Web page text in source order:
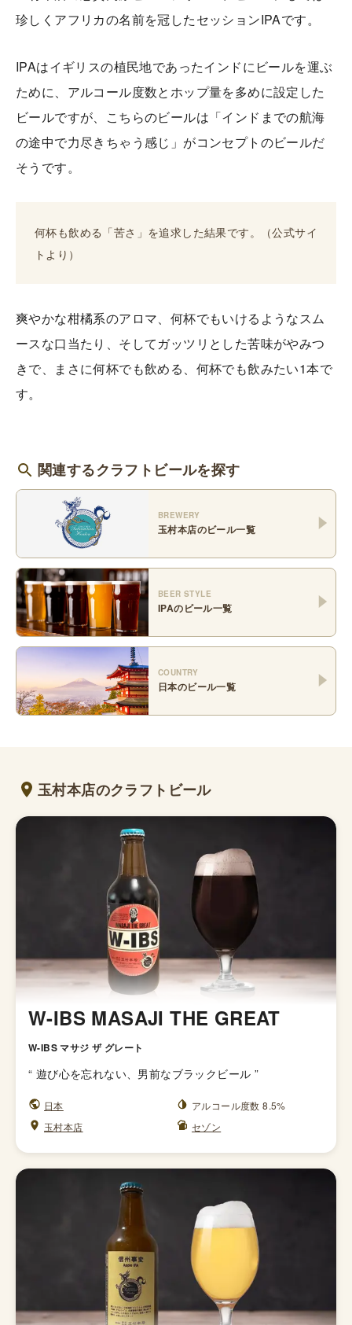
珍しくアフリカの名前を冠したセッションIPAです。
IPAはイギリスの植民地であったインドにビールを運ぶ
ために、アルコール度数とホップ量を多めに設定した
ビールですが、こちらのビールは「インドまでの航海
の途中で力尽きちゃう感じ」がコンセプトのビールだ
そうです。
何杯も飲める「苦さ」を追求した結果です。（公式サイ
トより）
爽やかな柑橘系のアロマ、何杯でもいけるようなスム
ースな口当たり、そしてガッツリとした苦味がやみつ
きで、まさに何杯でも飲める、何杯でも飲みたい1本で
す。
関連するクラフトビールを探す
BREWERY
玉村本店のビール一覧
BEER STYLE
IPAのビール一覧
COUNTRY
日本のビール一覧
玉村本店のクラフトビール
W-IBS MASAJI THE GREAT
W-IBS マサジ ザ グレート
“ 遊び心を忘れない、男前なブラックビール ”
日本
アルコール度数 8.5%
玉村本店
セゾン